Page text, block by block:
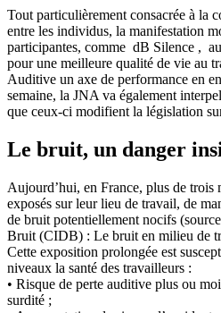
Tout particulièrement consacrée à la
entre les individus, la manifestation
participantes, comme dB Silence ,
pour une meilleure qualité de vie au
Auditive un axe de performance en
semaine, la JNA va également
que ceux-ci modifient la législation
Le bruit, un danger
Aujourd’hui, en France, plus de trois
exposés sur leur lieu de travail, de
de bruit potentiellement nocifs
Bruit (CIDB) : Le bruit en milieu de
Cette exposition prolongée est
niveaux la santé des travailleurs :
• Risque de perte auditive plus ou
surdité ;